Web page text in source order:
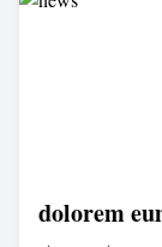
dolorem